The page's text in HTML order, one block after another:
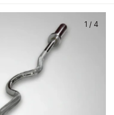
1 / 4